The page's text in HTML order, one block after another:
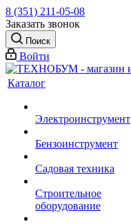
8 (351) 211-05-08
Заказать звонок
Поиск
Войти
Каталог
Электроинструмент
Бензоинструмент
Садовая техника
Строительное
оборудование